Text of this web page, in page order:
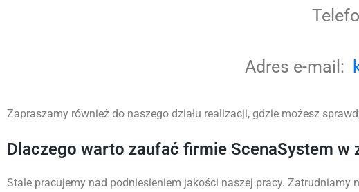
Adres e-mail:
Zapraszamy również do naszego działu realizacji, gdzie możesz
Dlaczego warto zaufać firmie ScenaSystem w
Stale pracujemy nad podniesieniem jakości naszej pracy.